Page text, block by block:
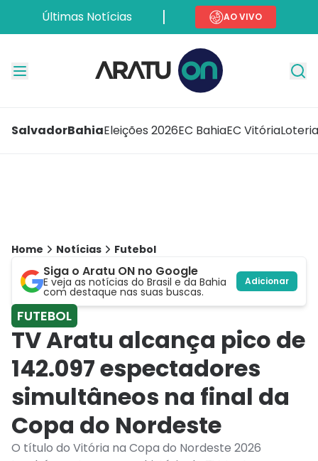
Últimas Notícias AO VIVO
SalvadorBahiaEleições 2026EC BahiaEC Vitória
Home Notícias Futebol
Siga o Aratu ON no Google
E veja as notícias do Brasil e da Bahia
com destaque nas suas buscas.
Adicionar
FUTEBOL
TV Aratu alcança pico de
142.097 espectadores
simultâneos na final da
Copa do Nordeste
O título do Vitória na Copa do Nordeste 2026